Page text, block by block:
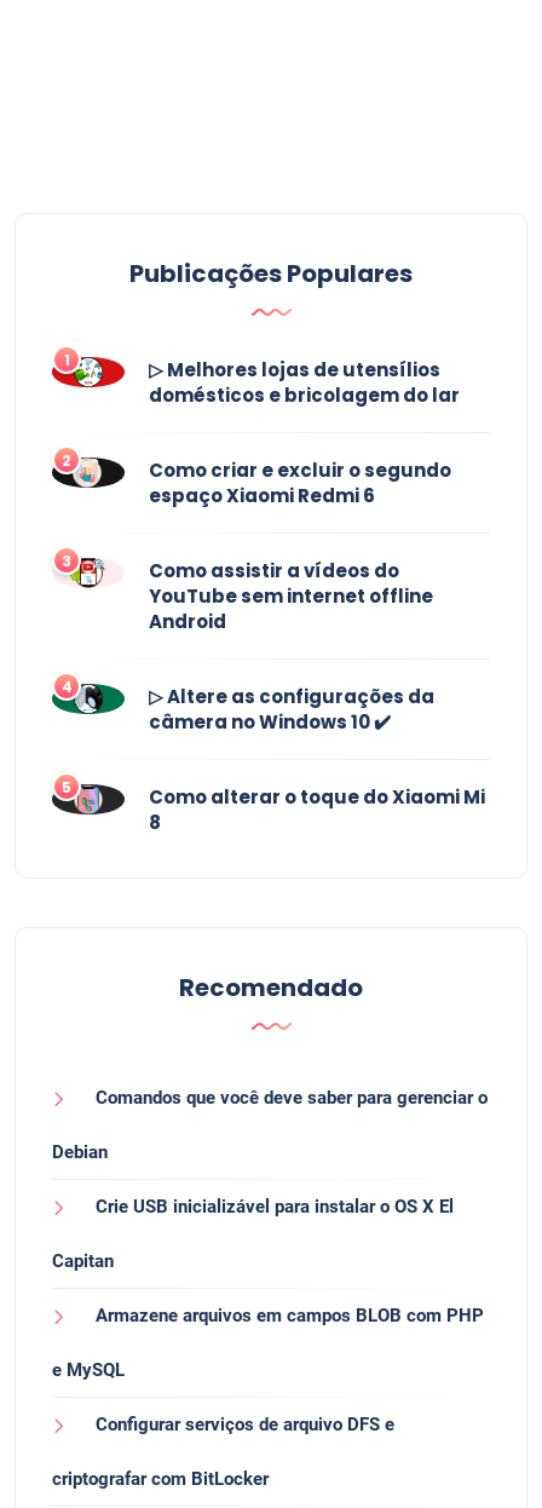
Publicações Populares
1
▷ Melhores lojas de utensílios
domésticos e bricolagem do lar
2
Como criar e excluir o segundo
espaço Xiaomi Redmi 6
3
Como assistir a vídeos do
YouTube sem internet offline
Android
4
▷ Altere as configurações da
câmera no Windows 10 ✔️
5
Como alterar o toque do Xiaomi Mi
8
Recomendado
Comandos que você deve saber para gerenciar o
Debian
Crie USB inicializável para instalar o OS X El
Capitan
Armazene arquivos em campos BLOB com PHP
e MySQL
Configurar serviços de arquivo DFS e
criptografar com BitLocker